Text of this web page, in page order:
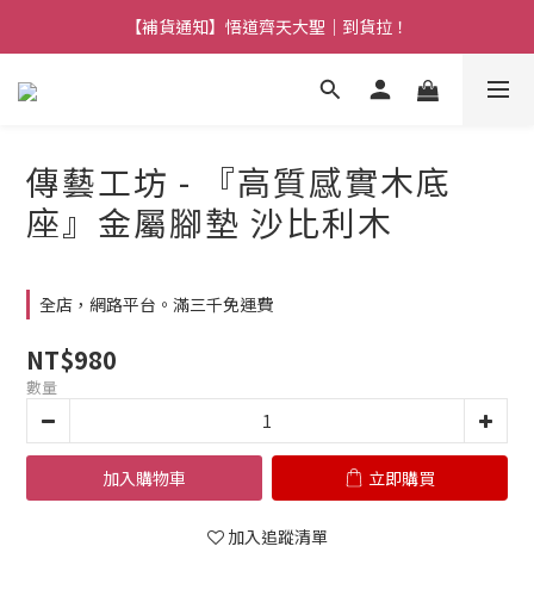
【熱門】馬上有系列！四種寶物幫你財運「轉」進來
【補貨通知】悟道齊天大聖｜到貨拉！
【熱門】馬上有系列！四種寶物幫你財運「轉」進來
傳藝工坊 - 『高質感實木底
座』金屬腳墊 沙比利木
全店，網路平台。滿三千免運費
NT$980
數量
加入購物車 立即購買
加入追蹤清單